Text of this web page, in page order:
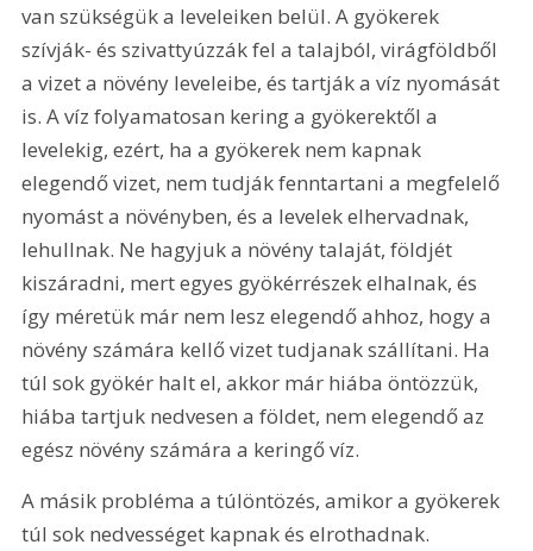
van szükségük a leveleiken belül. A gyökerek
szívják- és szivattyúzzák fel a talajból, virágföldből
a vizet a növény leveleibe, és tartják a víz nyomását
is. A víz folyamatosan kering a gyökerektől a
levelekig, ezért, ha a gyökerek nem kapnak
elegendő vizet, nem tudják fenntartani a megfelelő
nyomást a növényben, és a levelek elhervadnak,
lehullnak. Ne hagyjuk a növény talaját, földjét
kiszáradni, mert egyes gyökérrészek elhalnak, és
így méretük már nem lesz elegendő ahhoz, hogy a
növény számára kellő vizet tudjanak szállítani. Ha
túl sok gyökér halt el, akkor már hiába öntözzük,
hiába tartjuk nedvesen a földet, nem elegendő az
egész növény számára a keringő víz.
A másik probléma a túlöntözés, amikor a gyökerek
túl sok nedvességet kapnak és elrothadnak.